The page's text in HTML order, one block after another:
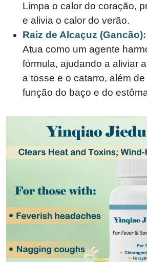
Limpa o calor do coração,
e alivia o calor do verão.
Raiz de Alcaçuz (Gancão):
Atua como um agente
fórmula, ajudando a aliviar
a tosse e o catarro, além
função do baço e do